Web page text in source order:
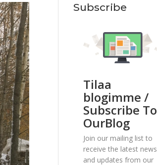
Subscribe
Tilaa
blogimme /
Subscribe To
OurBlog
Join our mailing list to
receive the latest news
and updates from our